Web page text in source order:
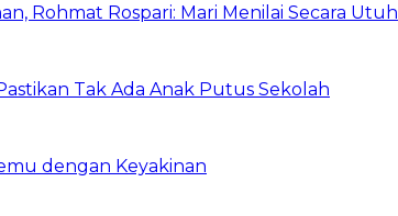
Rohmat Rospari: Mari Menilai Secara Utuh
Tak Ada Anak Putus Sekolah
dengan Keyakinan